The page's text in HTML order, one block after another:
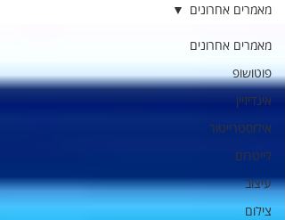
מאמרים אחרונים
פוטושופ
אינדיזיין
אילוסטרייטור
לייטרום
עיצוב
צילום
מאמרים אחרונים